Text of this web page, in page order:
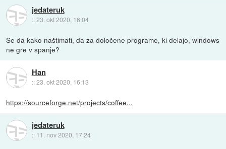
jedateruk
::23. okt 2020, 16:04
Se da kako naštimati, da za določene programe, ki delajo, windows
ne gre v spanje?
Han
::23. okt 2020, 16:13
https://sourceforge.net/projects/coffee...
jedateruk
:: 11. nov 2020, 17:24